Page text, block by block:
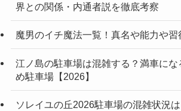
界との関係・内通者説を徹底考察
魔男のイチ魔法一覧！真名や能力や習
江ノ島の駐車場は混雑する？満車にな
め駐車場【2026】
ソレイユの丘2026駐車場の混雑状況